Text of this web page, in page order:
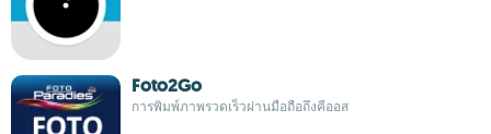
Foto2Go
การพิมพ์ภาพรวดเร็วผ่านมือถือถึงคีออส